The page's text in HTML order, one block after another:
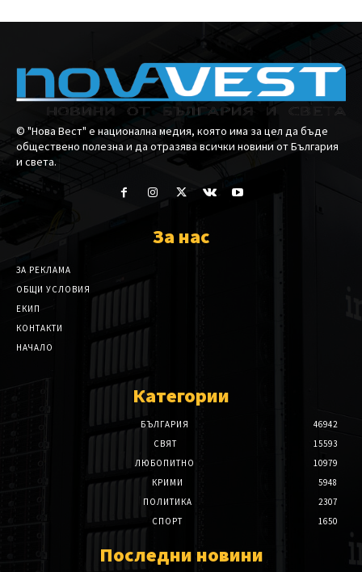
© "Нова Вест" е национална медия, която има за цел да бъде
обществено полезна и да отразява всички новини от България
и света.
За нас
ЗА РЕКЛАМА
ОБЩИ УСЛОВИЯ
ЕКИП
КОНТАКТИ
НАЧАЛО
Категории
БЪЛГАРИЯ
46942
СВЯТ
15593
ЛЮБОПИТНО
10979
КРИМИ
5948
ПОЛИТИКА
2307
СПОРТ
1650
Последни новини